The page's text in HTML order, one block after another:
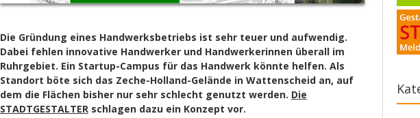
Die Gründung eines Handwerksbetriebs ist sehr teuer und aufwendig.
Dabei fehlen innovative Handwerker und Handwerkerinnen überall im
Ruhrgebiet. Ein Startup-Campus für das Handwerk könnte helfen. Als
Standort böte sich das Zeche-Holland-Gelände in Wattenscheid an, auf
dem die Flächen bisher nur sehr schlecht genutzt werden. Die
STADTGESTALTERschlagen dazu ein Konzept vor.